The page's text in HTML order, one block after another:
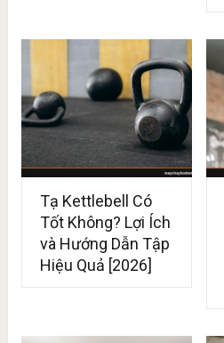
Tạ Kettlebell Có
Tốt Không? Lợi Ích
và Hướng Dẫn Tập
Hiệu Quả [2026]